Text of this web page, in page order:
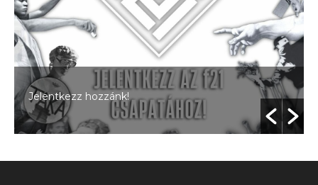
Jelentkezz hozzánk!